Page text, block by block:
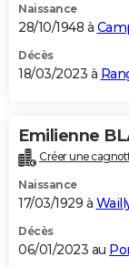
Naissance
28/10/1948 à
Décès
18/03/2023 à
Emilienne
Créer une
Naissance
17/03/1929 à
Décès
06/01/2023 au